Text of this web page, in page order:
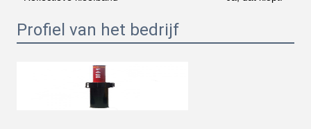
Profiel van het bedrijf